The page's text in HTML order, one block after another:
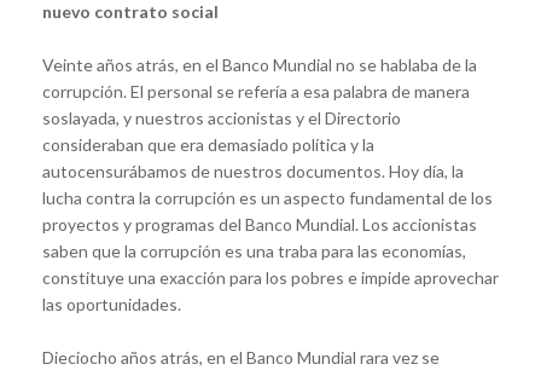
nuevo contrato social
Veinte años atrás, en el Banco Mundial no se hablaba de la
corrupción. El personal se refería a esa palabra de manera
soslayada, y nuestros accionistas y el Directorio
consideraban que era demasiado política y la
autocensurábamos de nuestros documentos. Hoy día, la
lucha contra la corrupción es un aspecto fundamental de los
proyectos y programas del Banco Mundial. Los accionistas
saben que la corrupción es una traba para las economías,
constituye una exacción para los pobres e impide aprovechar
las oportunidades.
Dieciocho años atrás, en el Banco Mundial rara vez se